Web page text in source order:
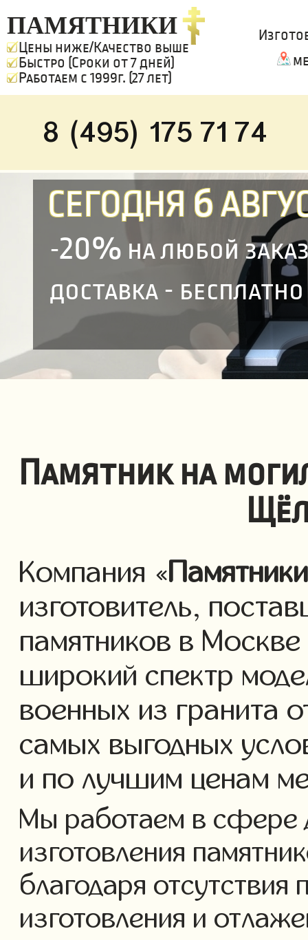
ПАМЯТНИКИ
Цены ниже/Качество выше
Быстро (Сроки от 7 дней)
Работаем с 1999г. (27 лет)
8 (495) 175 71 74
СЕГОДНЯ 6
-20% на любой
доставка - бесплатно
Памятник на
Компания «Памятники
изготовитель,
памятников в
широкий спектр
военных из гранита
самых выгодных
и по лучшим ценам
Мы работаем в сфере
изготовления
благодаря отсутствия
изготовления и